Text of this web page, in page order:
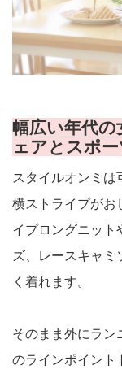
幅広い年代の
ェアとスポ
スタイルオンミは
横ストライプがお
イプロングニット
ズ、レースキャミ
く着れます。
そのまま外にラン
のラインポイント